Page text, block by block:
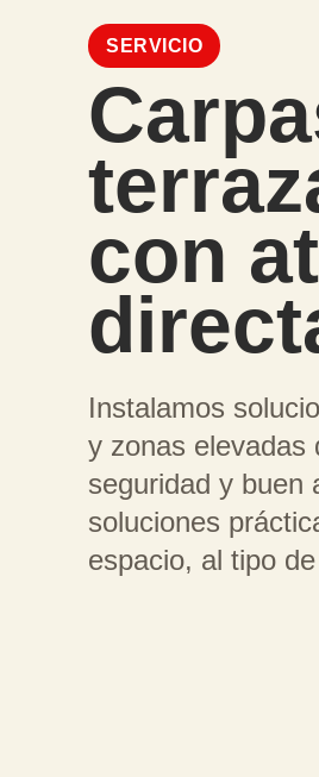
SERVICIO
con
Instalamos
y zonas elevadas
seguridad y buen
soluciones
espacio, al tipo